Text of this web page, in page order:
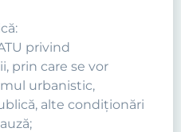
privind
prin care se vor
urbanistic,
alte condiţionări